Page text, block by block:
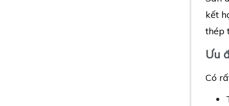
kết
thép
Ưu
Có